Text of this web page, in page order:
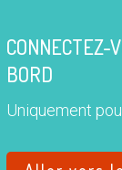
CONNECTEZ-
BORD
Uniquement